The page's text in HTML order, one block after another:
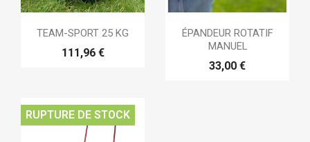
TEAM-SPORT 25 KG
111,96 €
ÉPANDEUR ROTATIF
MANUEL
33,00 €
RUPTURE DE STOCK